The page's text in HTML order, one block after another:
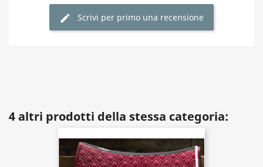
Scrivi per primo una recensione
4 altri prodotti della stessa categoria: